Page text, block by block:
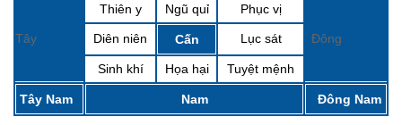
Tây
Thiên y Ngũ quỉ Phục vị
Đông
Diên niên Cấn Lục sát
Sinh khí Họa hại Tuyệt mệnh
Tây Nam Nam Đông Nam